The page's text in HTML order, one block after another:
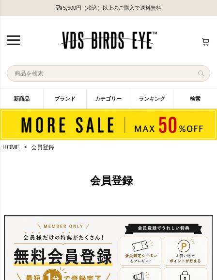
5,500円（税込）以上のご購入で送料無料
新商品 ブランド カテゴリー ランキング 検索
HOME 会員登録
会員登録